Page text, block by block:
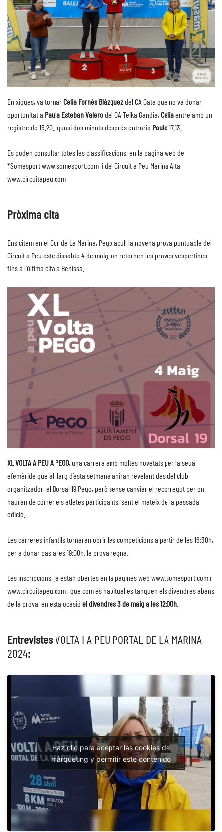
En xiques, va tornarCelia Fornés Blázquezdel CA Gata que no va donar
oportunitat a Paula Esteban Valerodel CA Teika Gandia, Celiaentre amb un
registre de 15.20., quasi dos minuts després entraria Paula17.13.
Es poden consultar totes les classificacions, en la pàgina web de
*Somesportwww.somesport.com i del Circuit a Peu Marina Alta
www.circuitapeu.com
Pròxima cita
Ens citem en el Cor de La Marina, Pego acull la novena prova puntuable del
Circuit a Peu este dissabte 4 de maig, on retornen les proves vespertines
fins a l’última cita a Benissa.
XL VOLTA A PEU A PEGO, una carrera amb moltes novetats per la seua
efemèride que al llarg d’esta setmana aniran revelant des del club
organitzador, el Dorsal 19 Pego, però sense canviar el recorregut per on
hauran de córrer els atletes participants, sent el mateix de la passada
edició.
Les carreres infantils tornaran obrir les competicions a partir de les 16:30h,
per a donar pas a les 19:00h. la prova regna.
Les inscripcions, ja estan obertes en la pàgines web www.somesport,com,i
www.circuitapeu.com , que com és habitual es tanquen els divendres abans
de la prova, en esta ocasió el divendres 3 de maig a les 12:00h
EntrevistesVOLTA I A PEU PORTAL DE LA MARINA
2024:
Haz clic para aceptar las cookies de
màrqueting y permitir este contenido